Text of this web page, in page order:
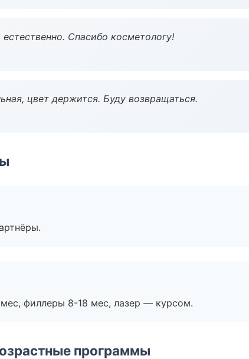
Спасибо косметологу!
цвет держится. Буду возвращаться.
филлеры 8-18 мес, лазер — курсом.
программы